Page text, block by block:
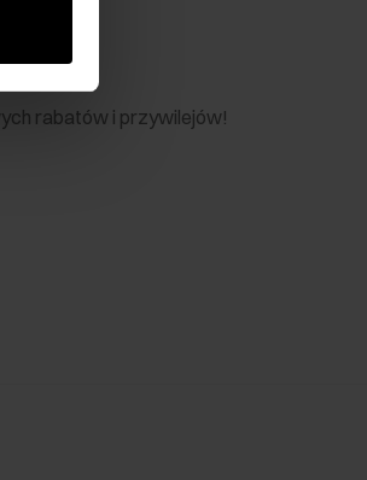
rabatów i przywilejów!